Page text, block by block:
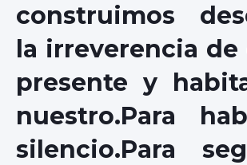
construimos
la irreverencia
presente y
nuestro.Para
silencio.Para